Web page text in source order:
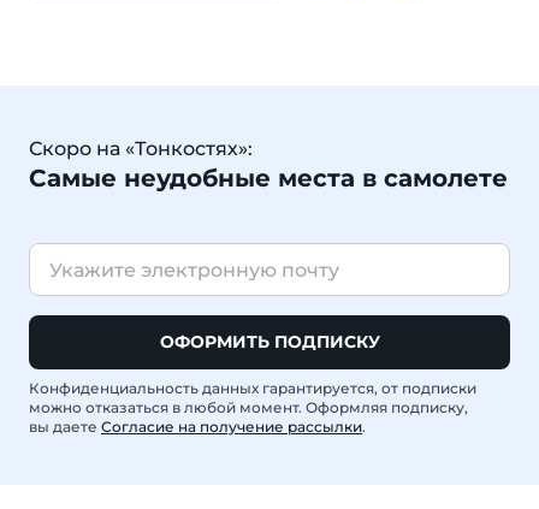
Скоро на «Тонкостях»:
Самые неудобные места в самолете
ОФОРМИТЬ ПОДПИСКУ
Конфиденциальность данных гарантируется, от подписки
можно отказаться в любой момент. Оформляя подписку,
вы даете Согласие на получение рассылки.